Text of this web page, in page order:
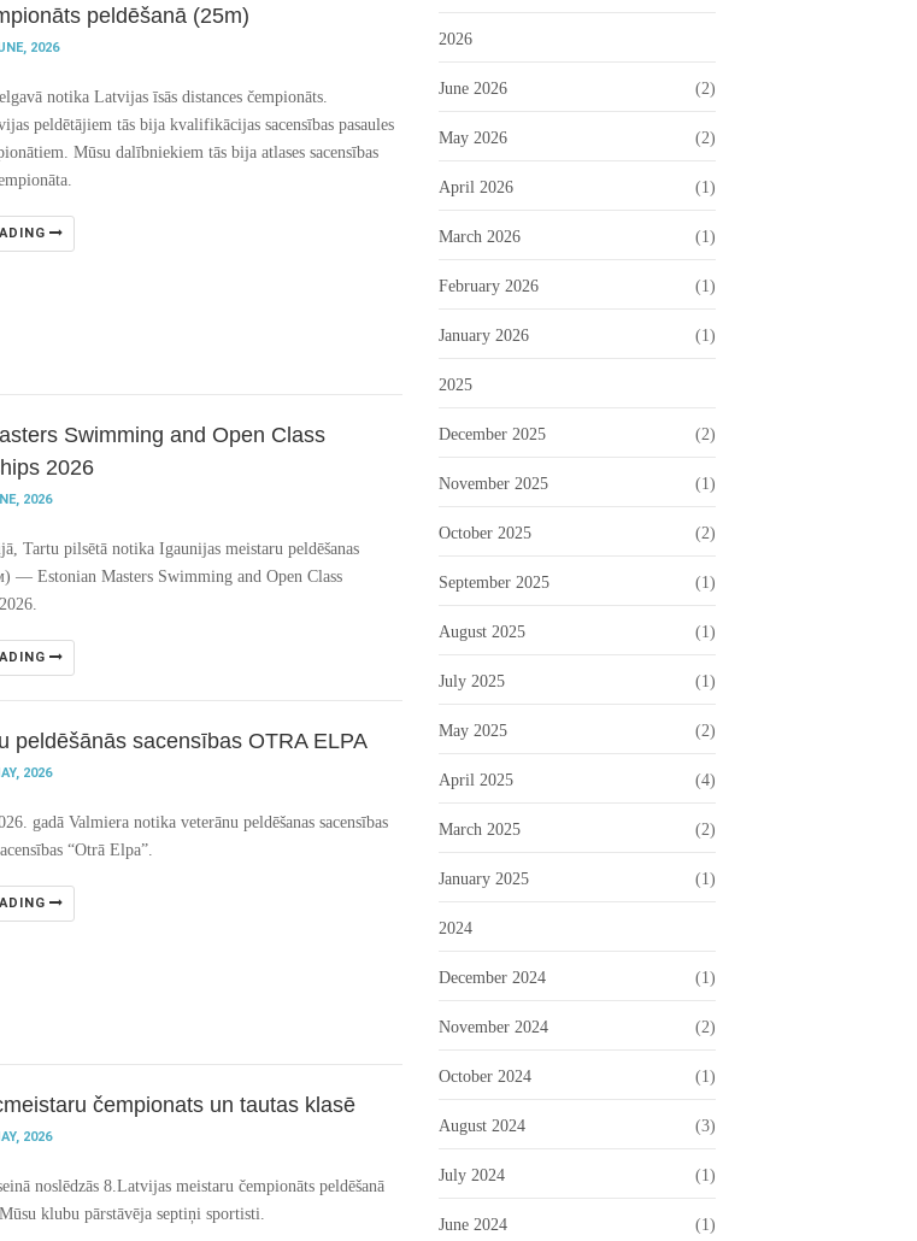
peldēšanā (25m)
2026
notika Latvijas īsās distances čempionāts.
peldētājiem tās bija kvalifikācijas sacensības pasaules
Mūsu dalībniekiem tās bija atlases sacensības
Swimming and Open Class
2026
2026
Tartu pilsētā notika Igaunijas meistaru peldēšanas
— Estonian Masters Swimming and Open Class
peldēšānās sacensības OTRA ELPA
2026
gadā Valmiera notika veterānu peldēšanas sacensības
“Otrā Elpa”.
čempionats un tautas klasē
2026
noslēdzās 8.Latvijas meistaru čempionāts peldēšanā
klubu pārstāvēja septiņi sportisti.
2026
June 2026 (2)
May 2026 (2)
April 2026 (1)
March 2026 (1)
February 2026 (1)
January 2026 (1)
2025
December 2025 (2)
November 2025 (1)
October 2025 (2)
September 2025 (1)
August 2025 (1)
July 2025 (1)
May 2025 (2)
April 2025 (4)
March 2025 (2)
January 2025 (1)
2024
December 2024 (1)
November 2024 (2)
October 2024 (1)
August 2024 (3)
July 2024 (1)
June 2024 (1)